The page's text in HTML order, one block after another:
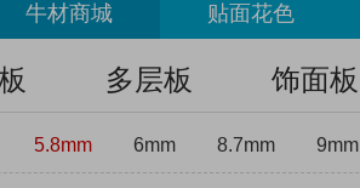
牛材商城 贴面花色
多层板 饰面板
5.8mm 6mm 8.7mm 9mm